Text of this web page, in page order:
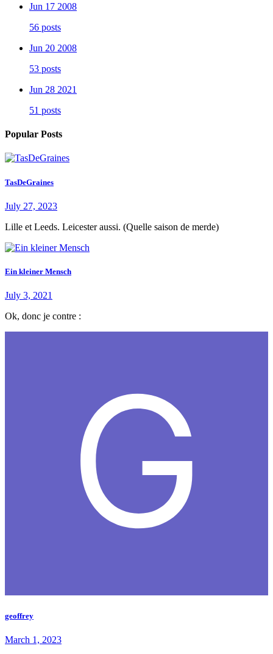
Jun 17 2008
56 posts
Jun 20 2008
53 posts
Jun 28 2021
51 posts
Popular Posts
TasDeGraines
July 27, 2023
Lille et Leeds. Leicester aussi. (Quelle saison de merde)
Ein kleiner Mensch
July 3, 2021
Ok, donc je contre :
geoffrey
March 1, 2023